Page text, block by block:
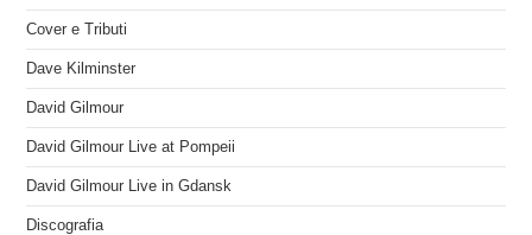
Cover e Tributi
Dave Kilminster
David Gilmour
David Gilmour Live at Pompeii
David Gilmour Live in Gdansk
Discografia